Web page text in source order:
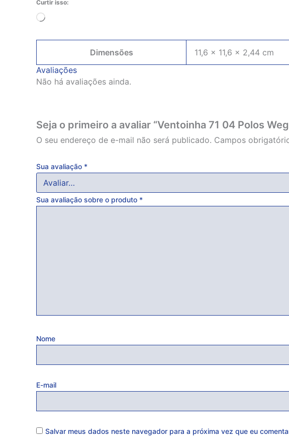
Curtir isso:
Carregando...
Dimensões
11,6 × 11,6 × 2,44 cm
Avaliações
Não há avaliações ainda.
Seja o primeiro a avaliar “Ventoinha 71 04 Polos
O seu endereço de e-mail não será publicado. Campos
Sua avaliação *
Sua avaliação sobre o produto *
Nome
E-mail
Salvar meus dados neste navegador para a próxima vez que eu